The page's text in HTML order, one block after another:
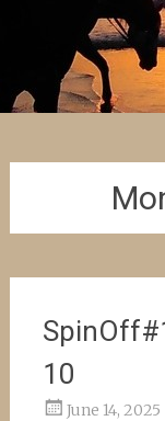
10
June 14, 2025